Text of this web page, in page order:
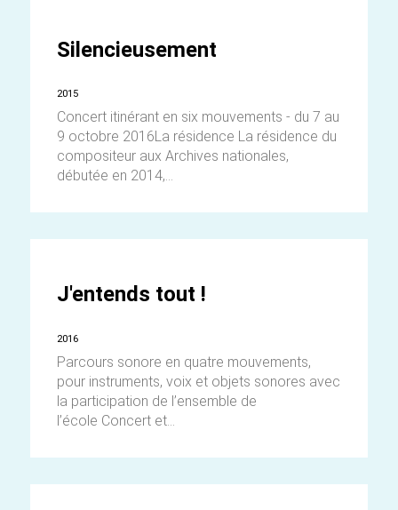
Silencieusement
2015
Concert itinérant en six mouvements - du 7 au
9 octobre 2016La résidence La résidence du
compositeur aux Archives nationales,
débutée en 2014,...
J'entends tout !
2016
Parcours sonore en quatre mouvements,
pour instruments, voix et objets sonores avec
la participation de l’ensemble de
l’école Concert et...